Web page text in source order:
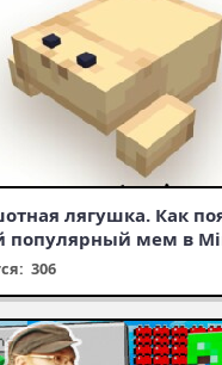
лягушка. Как
популярный мем в
306